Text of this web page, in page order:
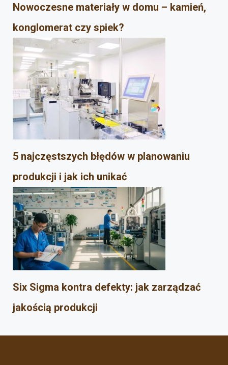
Nowoczesne materiały w domu – kamień,
konglomerat czy spiek?
5 najczęstszych błędów w planowaniu
produkcji i jak ich unikać
Six Sigma kontra defekty: jak zarządzać
jakością produkcji